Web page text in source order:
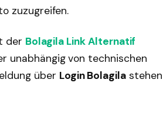
zuzugreifen.
der Bolagila Link Alternatif
unabhängig von technischen
über Login Bolagila stehen